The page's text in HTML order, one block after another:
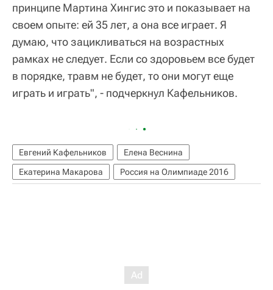
принципе Мартина Хингис это и показывает на
своем опыте: ей 35 лет, а она все играет. Я
думаю, что зацикливаться на возрастных
рамках не следует. Если со здоровьем все будет
в порядке, травм не будет, то они могут еще
играть и играть", - подчеркнул Кафельников.
Евгений Кафельников
Елена Веснина
Екатерина Макарова
Россия на Олимпиаде 2016